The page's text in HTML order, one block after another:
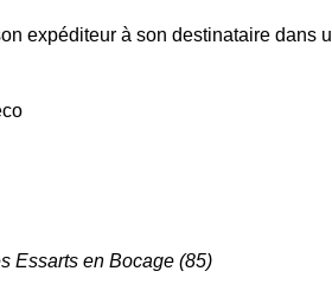
expéditeur à son destinataire dans
Essarts en Bocage (85)